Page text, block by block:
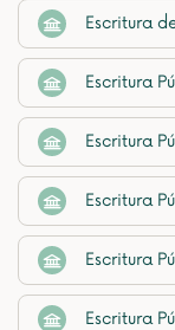
Escritura
Escritura
Escritura
Escritura
Escritura
Escritura